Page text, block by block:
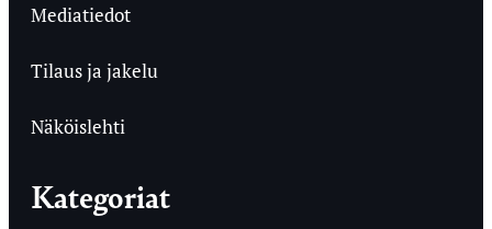
Mediatiedot
Tilaus ja jakelu
Näköislehti
Kategoriat